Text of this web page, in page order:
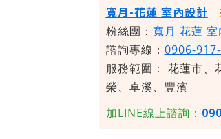
寬月-花蓮 室內設計
粉絲團： 寬月 花蓮
諮詢專線： 0906-
服務範圍： 花蓮市、
榮、卓溪、豐濱
加LINE線上諮詢：